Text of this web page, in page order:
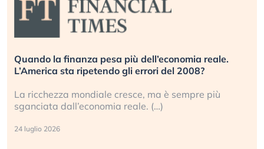
Quando la finanza pesa più dell’economia reale.
L’America sta ripetendo gli errori del 2008?
La ricchezza mondiale cresce, ma è sempre più
sganciata dall’economia reale. (…)
24 luglio 2026